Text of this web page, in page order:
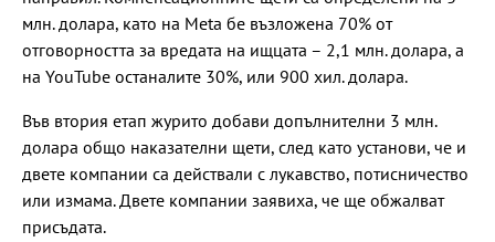
млн. долара, като на Meta бе възложена 70% от
отговорността за вредата на ищцата – 2,1 млн. долара, а
на YouTube останалите 30%, или 900 хил. долара.
Във втория етап журито добави допълнителни 3 млн.
долара общо наказателни щети, след като установи, че и
двете компании са действали с лукавство, потисничество
или измама. Двете компании заявиха, че ще обжалват
присъдата.